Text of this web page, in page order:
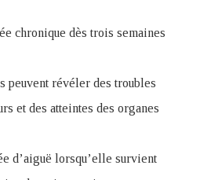
chronique dès trois semaines
peuvent révéler des troubles
et des atteintes des organes
d’aiguë lorsqu’elle survient